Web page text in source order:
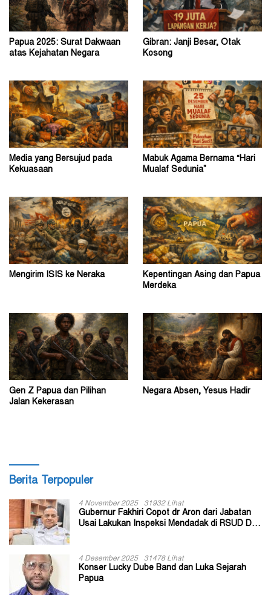
Papua 2025: Surat Dakwaan
atas Kejahatan Negara
Gibran: Janji Besar, Otak
Kosong
Media yang Bersujud pada
Kekuasaan
Mabuk Agama Bernama “Hari
Mualaf Sedunia”
Mengirim ISIS ke Neraka
Kepentingan Asing dan Papua
Merdeka
Gen Z Papua dan Pilihan
Jalan Kekerasan
Negara Absen, Yesus Hadir
Berita Terpopuler
4 November 2025 31932 Lihat
Gubernur Fakhiri Copot dr Aron dari Jabatan
Usai Lakukan Inspeksi Mendadak di RSUD Dok
4 Desember 2025 31478 Lihat
Konser Lucky Dube Band dan Luka Sejarah
Papua